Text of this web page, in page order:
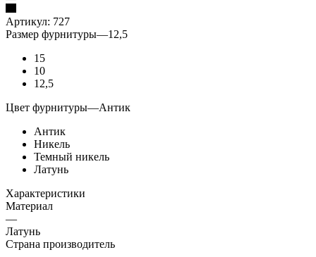
Артикул: 727
Размер фурнитуры—12,5
15
10
12,5
Цвет фурнитуры—Антик
Антик
Никель
Темный никель
Латунь
Характеристики
Материал
—
Латунь
Страна производитель